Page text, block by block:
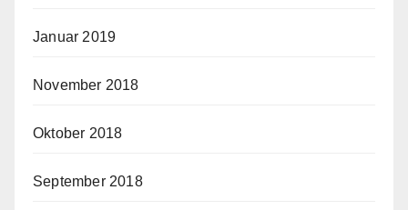
Januar 2019
November 2018
Oktober 2018
September 2018